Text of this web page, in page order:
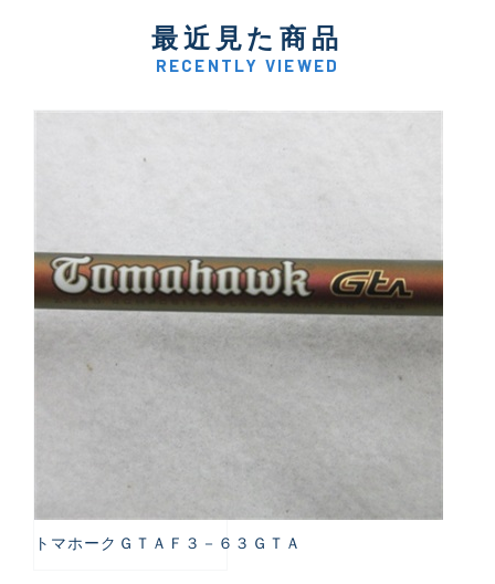
最近見た商品
RECENTLY VIEWED
トマホークＧＴＡＦ３－６３ＧＴＡ